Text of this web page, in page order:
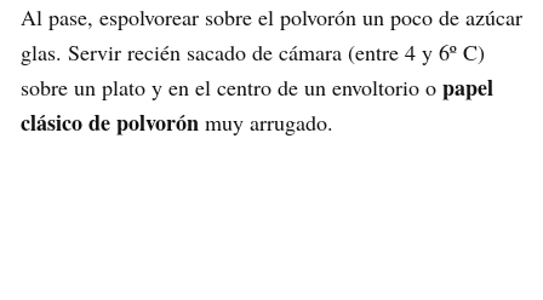
Al pase, espolvorear sobre el polvorón un poco de azúcar
glas. Servir recién sacado de cámara (entre 4 y 6º C)
sobre un plato y en el centro de un envoltorio o papel
clásico de polvorón muy arrugado.